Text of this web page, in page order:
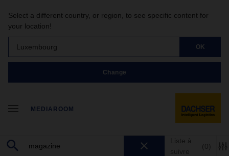
Select a different country, or region, to see specific content for
your location!
Luxembourg OK
Change
MEDIAROOM
Liste à
suivre
(0)